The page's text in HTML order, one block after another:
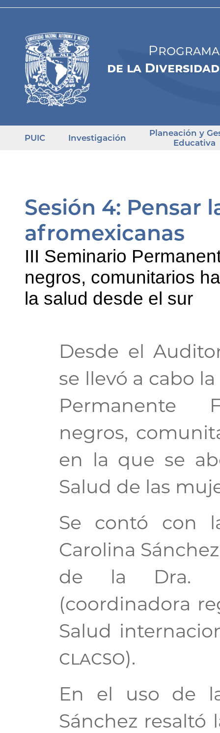
de la
PUIC Investigación
Planeación y
Educativa
Sesión 4: Pensar
afromexicanas
III Seminario
negros, comunitarios
la salud desde el sur
Desde el
se llevó a cabo
Permanente
negros,
en la que se
Salud de las
Se contó con
Carolina
de la Dra.
(coordinadora
Salud
clacso).
En el uso de
Sánchez